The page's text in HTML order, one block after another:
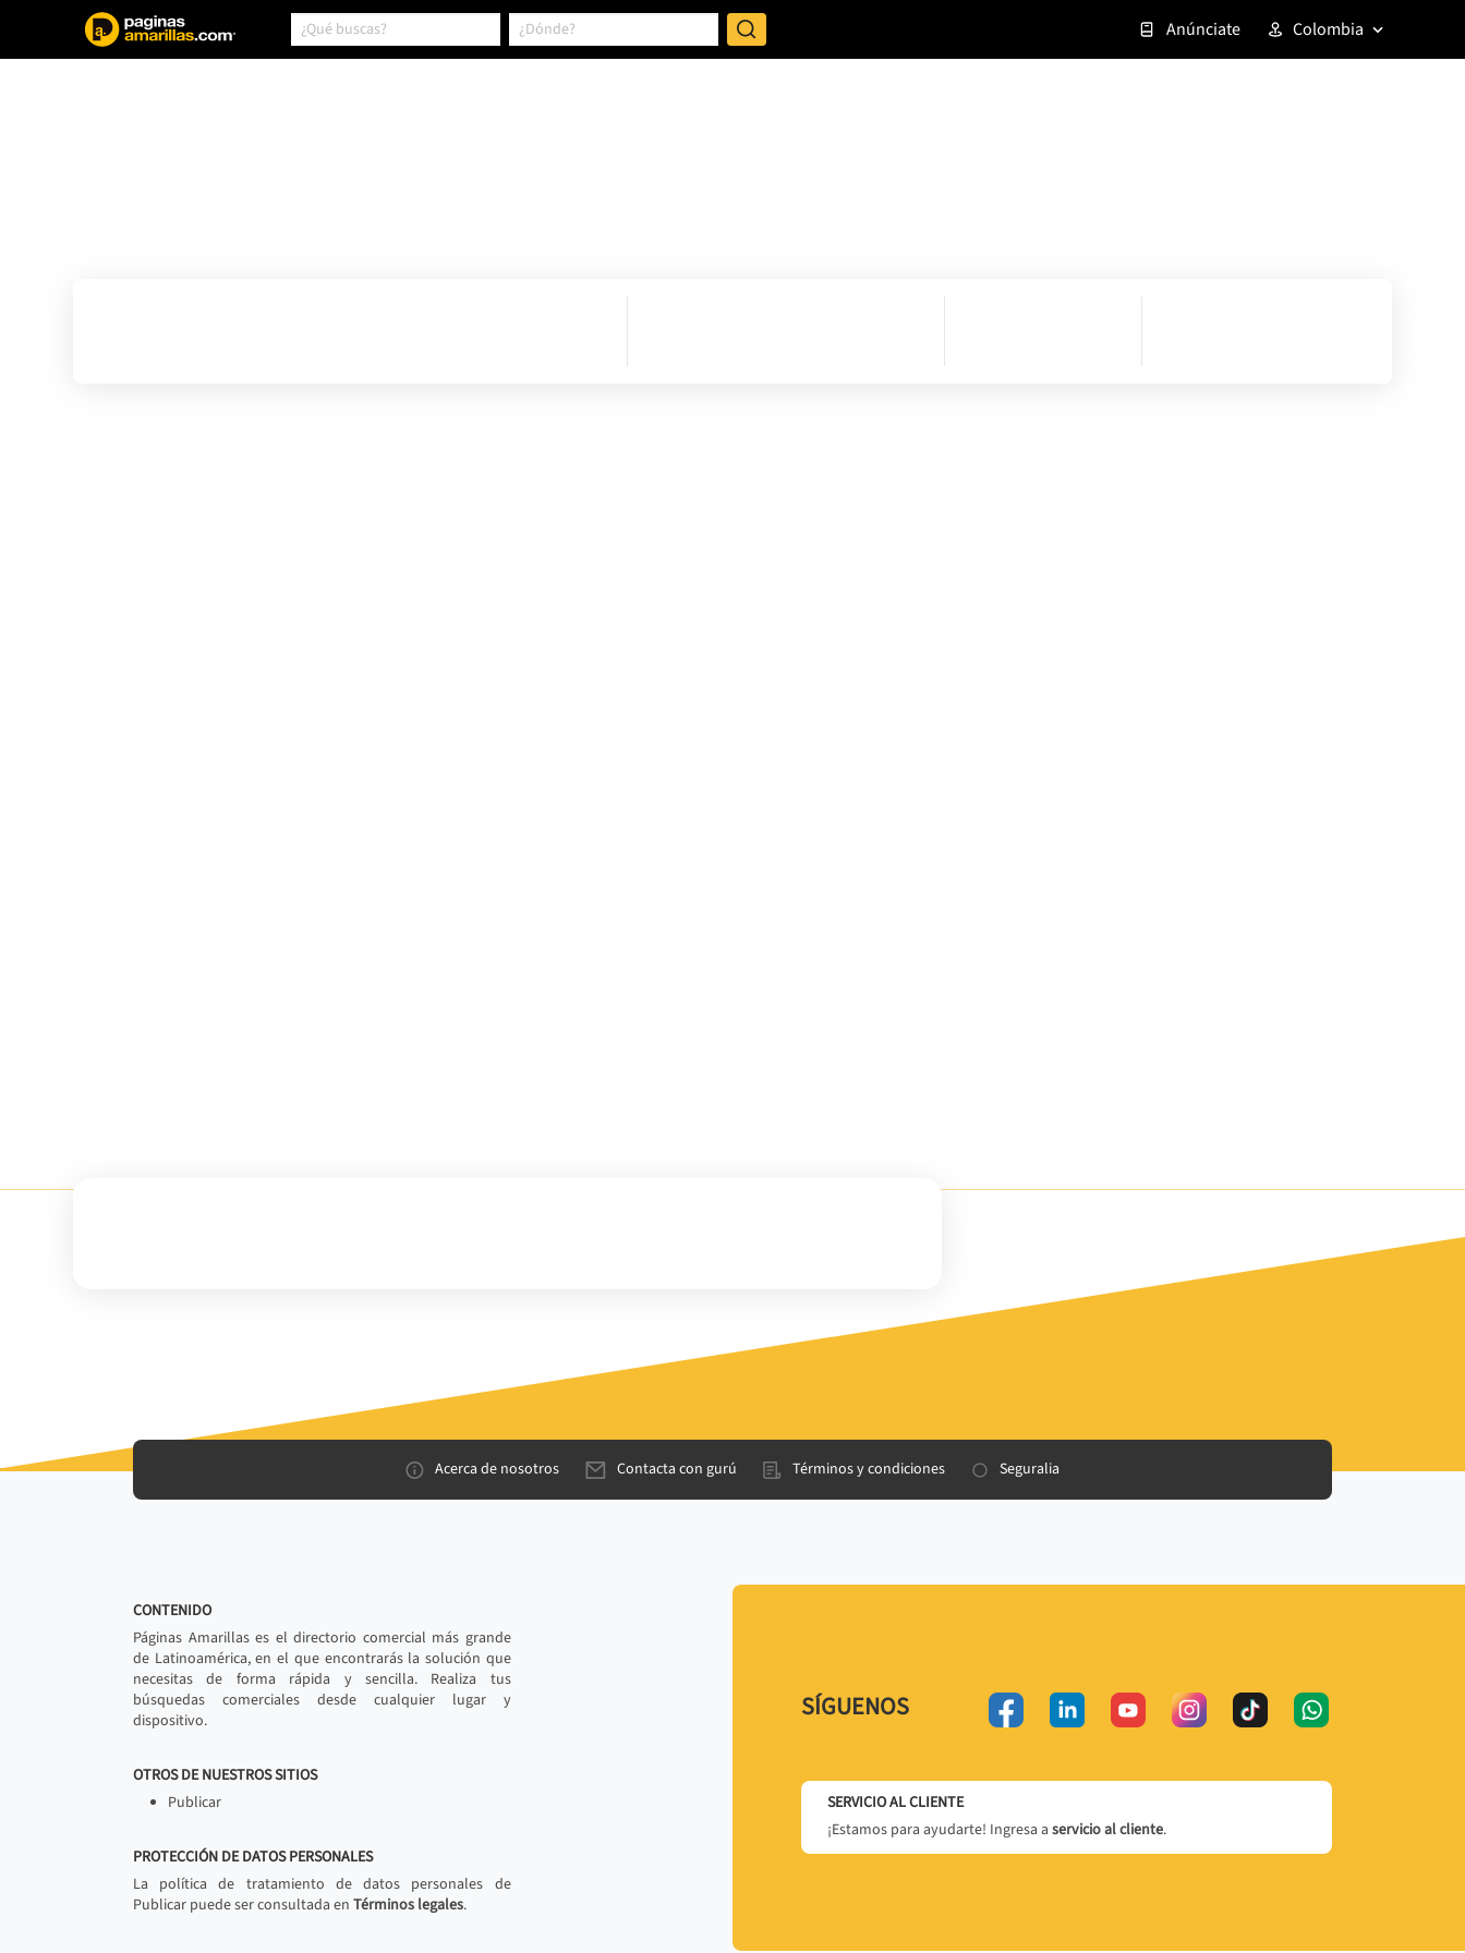
Anúnciate Colombia
Acerca de nosotros Contacta con gurú Términos y condiciones Seguralia
CONTENIDO
Páginas Amarillas es el directorio comercial más grande
de Latinoamérica, en el que encontrarás la solución que
necesitas de forma rápida y sencilla. Realiza tus
búsquedas comerciales desde cualquier lugar y
dispositivo.
OTROS DE NUESTROS SITIOS
Publicar
PROTECCIÓN DE DATOS PERSONALES
La política de tratamiento de datos personales de
Publicar puede ser consultada en Términos legales.
SÍGUENOS
SERVICIO AL CLIENTE
¡Estamos para ayudarte! Ingresa a servicio al cliente.